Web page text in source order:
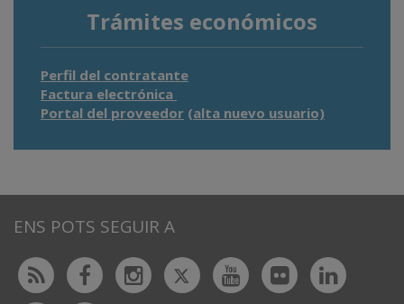
Trámites económicos
Perfil del contratante
Factura electrónica
Portal del proveedor (alta nuevo usuario)
ENS POTS SEGUIR A
Rss FacebookInstagram
TwitterYoutubeFlickr